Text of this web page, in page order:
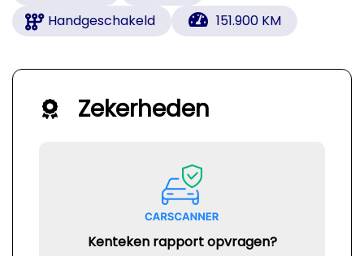
Handgeschakeld
151.900 KM
Zekerheden
Kenteken rapport opvragen?